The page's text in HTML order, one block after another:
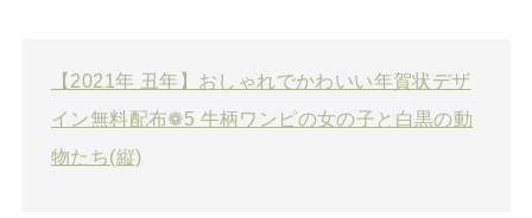
【2021年 丑年】おしゃれでかわいい年賀状デザ
イン無料配布❁5 牛柄ワンピの女の子と白黒の動
物たち(縦)